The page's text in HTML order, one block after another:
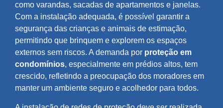
como varandas, sacadas de apartamentos e janelas.
Com a instalação adequada, é possível garantir a
segurança das crianças e animais de estimação,
permitindo que brinquem e explorem os espaços
externos sem riscos. A demanda por proteção em
condomínios, especialmente em prédios altos, tem
crescido, refletindo a preocupação dos moradores em
manter um ambiente seguro e acolhedor para todos.